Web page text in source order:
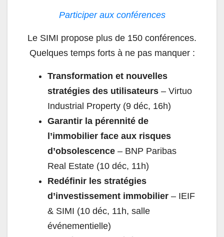
Participer aux conférences
Le SIMI propose plus de 150 conférences.
Quelques temps forts à ne pas manquer :
Transformation et nouvelles
stratégies des utilisateurs – Virtuo
Industrial Property (9 déc, 16h)
Garantir la pérennité de
l’immobilier face aux risques
d’obsolescence – BNP Paribas
Real Estate (10 déc, 11h)
Redéfinir les stratégies
d’investissement immobilier – IEIF
& SIMI (10 déc, 11h, salle
événementielle)